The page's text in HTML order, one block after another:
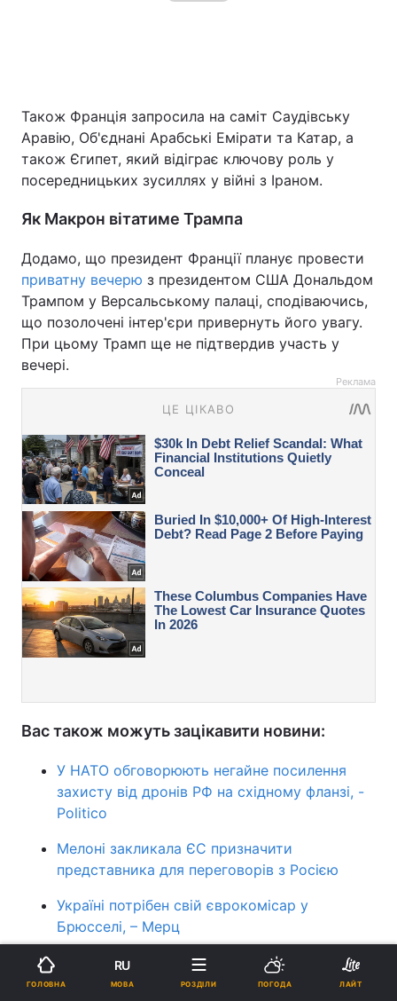
Також Франція запросила на саміт Саудівську
Аравію, Об'єднані Арабські Емірати та Катар, а
також Єгипет, який відіграє ключову роль у
посередницьких зусиллях у війні з Іраном.
Як Макрон вітатиме Трампа
Додамо, що президент Франції планує провести
приватну вечерю з президентом США Дональдом
Трампом у Версальському палаці, сподіваючись,
що позолочені інтер'єри привернуть його увагу.
При цьому Трамп ще не підтвердив участь у
вечері.
Реклама
Вас також можуть зацікавити новини:
У НАТО обговорюють негайне посилення
захисту від дронів РФ на східному фланзі, -
Politico
Мелоні закликала ЄС призначити
представника для переговорів з Росією
Україні потрібен свій єврокомісар у
Брюсселі, – Мерц
Дональд Трамп
ГОЛОВНА
RU
МОВА РОЗДІЛИ ПОГОДА ЛАЙТ